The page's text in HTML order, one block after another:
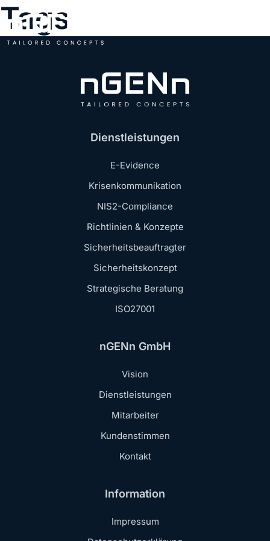
Tags
Dienstleistungen
E-Evidence
Krisenkommunikation
NIS2-Compliance
Richtlinien & Konzepte
Sicherheitsbeauftragter
Sicherheitskonzept
Strategische Beratung
ISO27001
nGENn GmbH
Vision
Dienstleistungen
Mitarbeiter
Kundenstimmen
Kontakt
Information
Impressum